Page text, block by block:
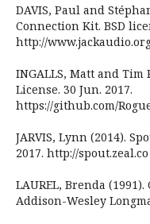
DAVIS, Paul and
Connection Kit. BSD
http://
INGALLS, Matt and Tim
License. 30 Jun. 2017.
https://github.com/
JARVIS, Lynn (2014).
2017. http://spout.zeal.co
LAUREL, Brenda
Addison-Wesley